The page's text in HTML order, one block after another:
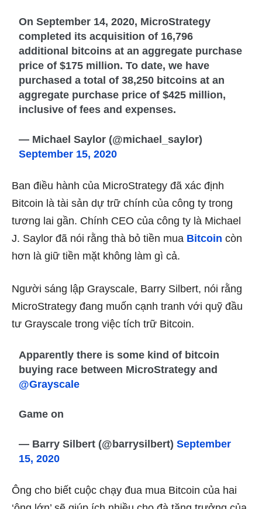
On September 14, 2020, MicroStrategy
completed its acquisition of 16,796
additional bitcoins at an aggregate purchase
price of $175 million. To date, we have
purchased a total of 38,250 bitcoins at an
aggregate purchase price of $425 million,
inclusive of fees and expenses.
— Michael Saylor (@michael_saylor)
September 15, 2020
Ban điều hành của MicroStrategy đã xác định
Bitcoin là tài sản dự trữ chính của công ty trong
tương lai gần. Chính CEO của công ty là Michael
J. Saylor đã nói rằng thà bỏ tiền mua Bitcoin còn
hơn là giữ tiền mặt không làm gì cả.
Người sáng lập Grayscale, Barry Silbert, nói rằng
MicroStrategy đang muốn cạnh tranh với quỹ đầu
tư Grayscale trong việc tích trữ Bitcoin.
Apparently there is some kind of bitcoin
buying race between MicroStrategy and
@Grayscale
Game on
— Barry Silbert (@barrysilbert)September
15, 2020
Ông cho biết cuộc chạy đua mua Bitcoin của hai